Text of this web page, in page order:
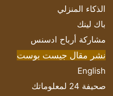
الذكاء المنزلي
باك لينك
مشاركة أرباح ادسنس
نشر مقال جيست بوست
English
صحيفة 24 لمعلوماتك